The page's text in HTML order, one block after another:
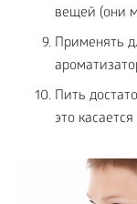
вещей (они
Применять
Пить
это